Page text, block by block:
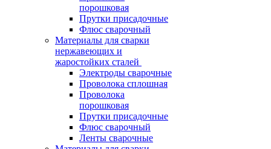
порошковая
Прутки присадочные
Флюс сварочный
Материалы для сварки
нержавеющих и
жаростойких сталей
Электроды сварочные
Проволока сплошная
Проволока
порошковая
Прутки присадочные
Флюс сварочный
Ленты сварочные